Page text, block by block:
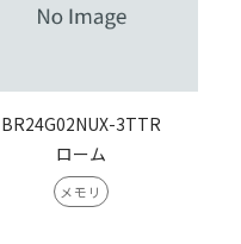
BR24G02NUX-3TTR
ローム
メモリ